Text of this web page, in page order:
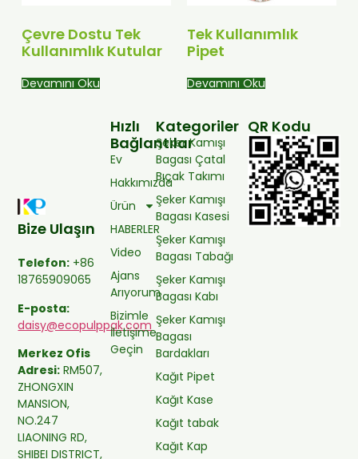
Çevre Dostu Tek
Kullanımlık Kutular
Devamını Oku
Tek Kullanımlık
Pipet
Devamını Oku
Bize Ulaşın
Telefon: +86
18765909065
E-posta:
daisy@ecopulppak.com
Merkez Ofis
Adresi: RM507,
ZHONGXIN
MANSION,
NO.247
LIAONING RD,
SHIBEI DISTRICT,
Hızlı
Bağlantılar
Ev
Hakkımızda
Ürün
HABERLER
Video
Ajans
Arıyorum
Bizimle
İletişime
Geçin
Kategoriler
Şeker Kamışı
Bagası Çatal
Bıçak Takımı
Şeker Kamışı
Bagası Kasesi
Şeker Kamışı
Bagası Tabağı
Şeker Kamışı
Bagası Kabı
Şeker Kamışı
Bagası
Bardakları
Kağıt Pipet
Kağıt Kase
Kağıt tabak
Kağıt Kap
QR Kodu